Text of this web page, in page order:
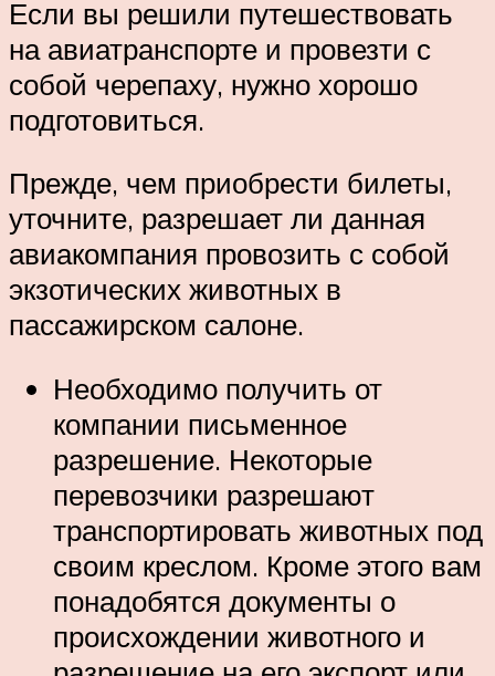
Если вы решили путешествовать
на авиатранспорте и провезти с
собой черепаху, нужно хорошо
подготовиться.
Прежде, чем приобрести билеты,
уточните, разрешает ли данная
авиакомпания провозить с собой
экзотических животных в
пассажирском салоне.
Необходимо получить от
компании письменное
разрешение. Некоторые
перевозчики разрешают
транспортировать животных под
своим креслом. Кроме этого вам
понадобятся документы о
происхождении животного и